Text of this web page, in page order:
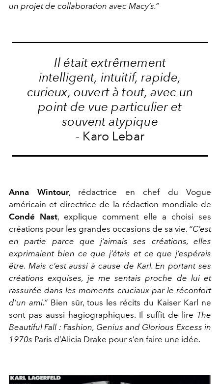
un projet de collaboration avec Macy’s.”
Il était extrêmement
intelligent, intuitif, rapide,
curieux, ouvert à tout, avec un
point de vue particulier et
souvent atypique
- Karo Lebar
Anna Wintour, rédactrice en chef du Vogue
américain et directrice de la rédaction mondiale de
Condé Nast, explique comment elle a choisi ses
créations pour les grandes occasions de sa vie. “C’est
en partie parce que j’aimais ses créations, elles
exprimaient bien ce que j’étais et ce que j’espérais
être. Mais c’est aussi à cause de Karl. En portant ses
créations exquises, je me sentais proche de lui et
rassurée dans les moments cruciaux par le réconfort
d’un ami.” Bien sûr, tous les récits du Kaiser Karl ne
sont pas aussi hagiographiques. Il suffit de lire The
Beautiful Fall : Fashion, Genius and Glorious Excess in
1970s Paris d’Alicia Drake pour s’en faire une idée.